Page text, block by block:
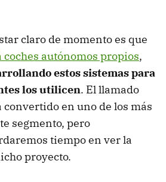
claro de momento es que
autónomos propios,
estos sistemas para
los utilicen. El llamado
convertido en uno de los más
segmento, pero
tiempo en ver la
proyecto.